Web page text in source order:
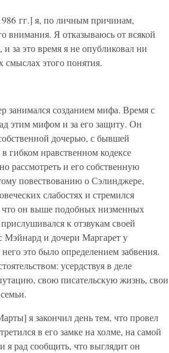
гг.] я, по личным причинам,
внимания. Я отказываюсь от всякой
за это время я не опубликовал ни
смыслах этого понятия.
занимался созданием мифа. Время с
этим мифом и за его защиту. Он
дочерью, с бывшей
нравственном кодексе
рассмотреть и его собственную
повествованию о Сэлинджере,
слабостях и стремился
что он выше подобных низменных
к отзвукам своей
и дочери Маргарет у
это было определением забвения.
усердствуя в деле
свою писательскую жизнь, свои
я закончил день тем, что провел
в его замке на холме, на самой
рад сообщить, что выглядит он